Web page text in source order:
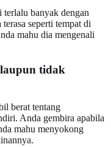
banyak dengan
seperti tempat di
mahu dia mengenali
tidak
berat tentang
Anda gembira apabila
mahu menyokong